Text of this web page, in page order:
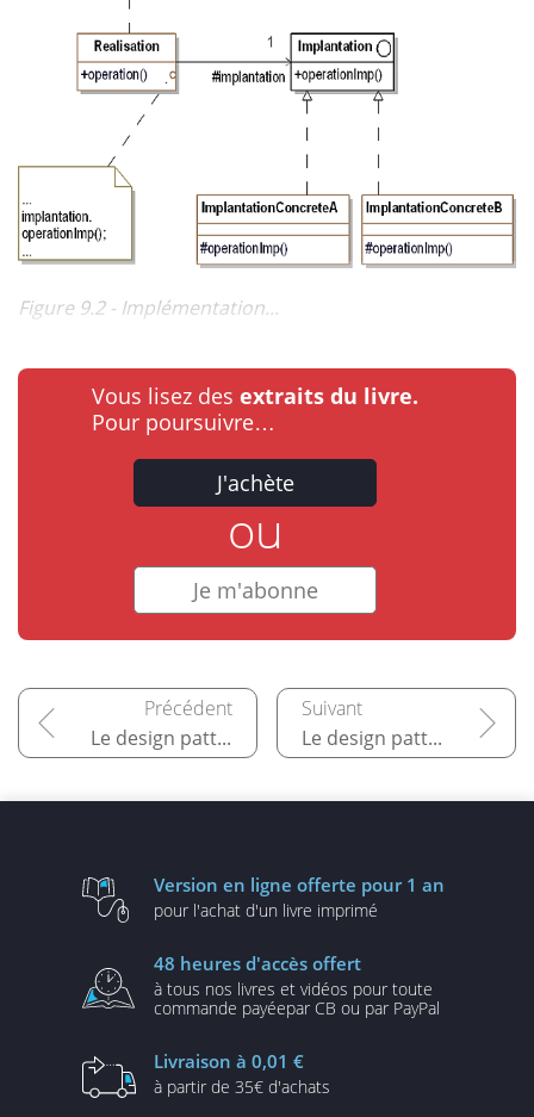
Figure 9.2 - Implémentation...
Vous lisez des extraits du livre.
Pour poursuivre…
J'achète
ou
Je m'abonne
Le design pattern Singleton Le design pattern Adapter
Version en ligne offerte pour 1 an
pour l'achat d'un livre imprimé
48 heures d'accès offert
à tous nos livres et vidéos pour toute
commande payéepar CB ou par PayPal
Livraison à 0,01 €
à partir de 35€ d'achats